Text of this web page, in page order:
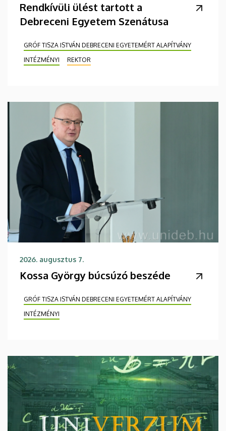
Rendkívüli ülést tartott a
Debreceni Egyetem Szenátusa
GRÓF TISZA ISTVÁN DEBRECENI EGYETEMÉRT ALAPÍTVÁNY
INTÉZMÉNYI
REKTOR
2026. augusztus 7.
Kossa György búcsúzó beszéde
GRÓF TISZA ISTVÁN DEBRECENI EGYETEMÉRT ALAPÍTVÁNY
INTÉZMÉNYI